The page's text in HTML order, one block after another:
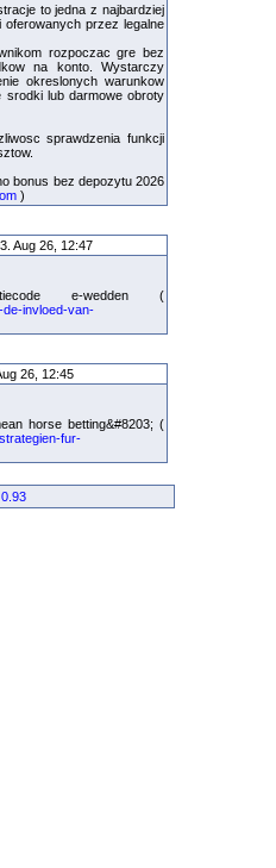
to jedna z najbardziej
oferowanych przez legalne
rozpoczac gre bez
na konto. Wystarczy
okreslonych warunkow
srodki lub darmowe obroty
sprawdzenia funkcji
bonus bez depozytu 2026
)
Aug 26, 12:47
e-wedden (
de-invloed-van-
26, 12:45
horse betting&#8203; (
fur-